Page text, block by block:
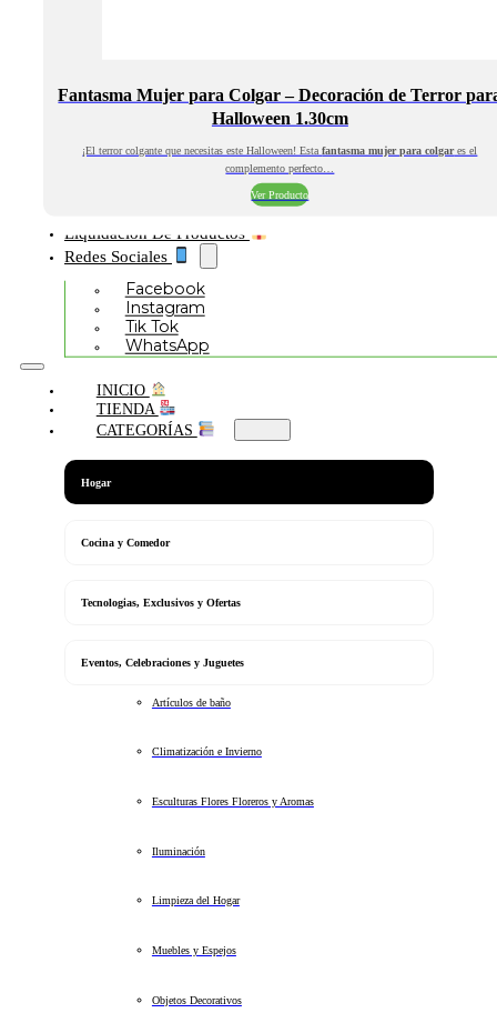
Fantasma Mujer para Colgar – Decoración de Terror
Halloween 1.30cm
¡El terror colgante que necesitas este Halloween! Estafantasma mujer para colgares el
complemento perfecto…
Ver Producto
Liquidación De Productos
Redes Sociales
Facebook
Instagram
Tik Tok
WhatsApp
INICIO
TIENDA
CATEGORÍAS
Hogar
Cocina y Comedor
Tecnologias, Exclusivos y Ofertas
Eventos, Celebraciones y Juguetes
Artículos de baño
Climatización e Invierno
Esculturas Flores Floreros y Aromas
Iluminación
Limpieza del Hogar
Muebles y Espejos
Objetos Decorativos